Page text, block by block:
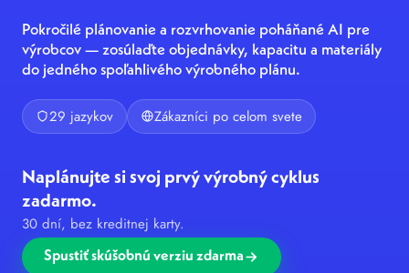
Pokročilé plánovanie a rozvrhovanie poháňané AI pre
výrobcov — zosúlaďte objednávky, kapacitu a materiály
do jedného spoľahlivého výrobného plánu.
29 jazykov Zákazníci po celom svete
Naplánujte si svoj prvý výrobný cyklus
zadarmo.
30 dní, bez kreditnej karty.
Spustiť skúšobnú verziu zdarma